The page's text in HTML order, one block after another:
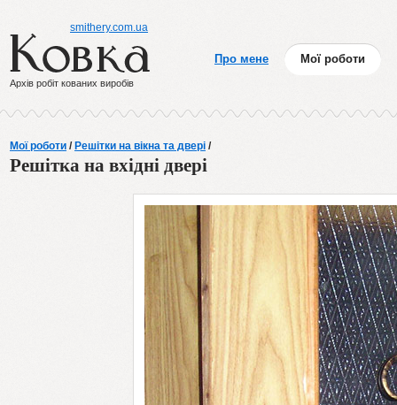
smithery.com.ua
Архів робіт кованих виробів
Про мене Мої роботи
Мої роботи / Решітки на вікна та двері /
Решітка на вхідні двері